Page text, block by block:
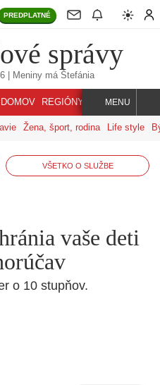
PREDPLATNÉ
správy
| Meniny má Štefánia
DOMOV REGIÓNY INDEX SVET
MENU
Žena, šport, rodina Life style
VŠETKO O SLUŽBE
vaše deti
o 10 stupňov.